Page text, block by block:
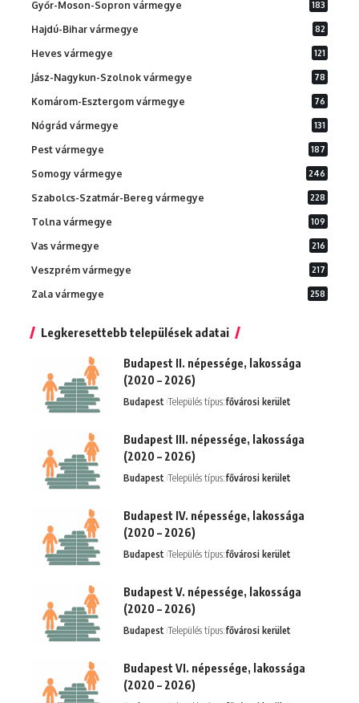
Győr-Moson-Sopron vármegye 183
Hajdú-Bihar vármegye 82
Heves vármegye 121
Jász-Nagykun-Szolnok vármegye 78
Komárom-Esztergom vármegye 76
Nógrád vármegye 131
Pest vármegye 187
Somogy vármegye 246
Szabolcs-Szatmár-Bereg vármegye 228
Tolna vármegye 109
Vas vármegye 216
Veszprém vármegye 217
Zala vármegye 258
Legkeresettebb települések adatai
Budapest II. népessége, lakossága
(2020 – 2026)
Budapest Település típus:fővárosi kerület
Budapest III. népessége, lakossága
(2020 – 2026)
Budapest Település típus:fővárosi kerület
Budapest IV. népessége, lakossága
(2020 – 2026)
Budapest Település típus:fővárosi kerület
Budapest V. népessége, lakossága
(2020 – 2026)
Budapest Település típus:fővárosi kerület
Budapest VI. népessége, lakossága
(2020 – 2026)